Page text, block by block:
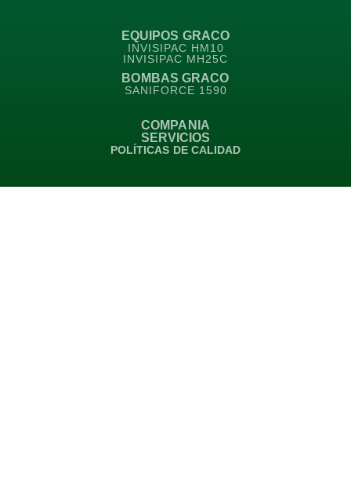
EQUIPOS GRACO
INVISIPAC HM10
INVISIPAC MH25C
BOMBAS GRACO
SANIFORCE 1590
COMPANIA
SERVICIOS
POLÍTICAS DE CALIDAD